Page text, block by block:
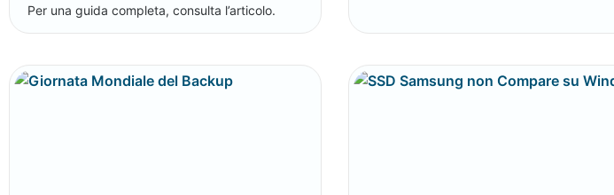
Per una guida completa, consulta l’articolo.